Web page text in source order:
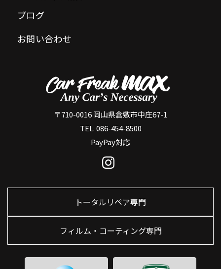
ブログ
お問い合わせ
〒710-0016 岡山県倉敷市中庄67-1
TEL. 086-454-8500
PayPay対応
トータルリペア専門
フィルム・コーティング専門